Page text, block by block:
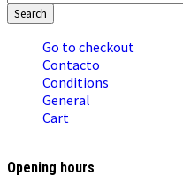
Search
Go to checkout
Contacto
Conditions
General
Cart
Opening hours